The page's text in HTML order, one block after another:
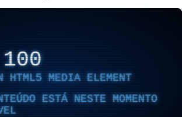
100
HTML5 MEDIA ELEMENT
ESTÁ NESTE MOMENTO